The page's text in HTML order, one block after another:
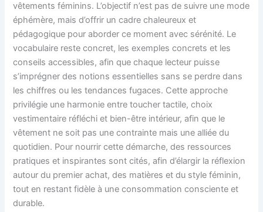
vêtements féminins. L’objectif n’est pas de suivre une mode
éphémère, mais d’offrir un cadre chaleureux et
pédagogique pour aborder ce moment avec sérénité. Le
vocabulaire reste concret, les exemples concrets et les
conseils accessibles, afin que chaque lecteur puisse
s’imprégner des notions essentielles sans se perdre dans
les chiffres ou les tendances fugaces. Cette approche
privilégie une harmonie entre toucher tactile, choix
vestimentaire réfléchi et bien-être intérieur, afin que le
vêtement ne soit pas une contrainte mais une alliée du
quotidien. Pour nourrir cette démarche, des ressources
pratiques et inspirantes sont cités, afin d’élargir la réflexion
autour du premier achat, des matières et du style féminin,
tout en restant fidèle à une consommation consciente et
durable.